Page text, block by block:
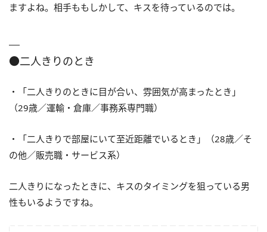
ますよね。相手ももしかして、キスを待っているのでは。
●二人きりのとき
・「二人きりのときに目が合い、雰囲気が高まったとき」
（29歳／運輸・倉庫／事務系専門職）
・「二人きりで部屋にいて至近距離でいるとき」（28歳／そ
の他／販売職・サービス系）
二人きりになったときに、キスのタイミングを狙っている男
性もいるようですね。